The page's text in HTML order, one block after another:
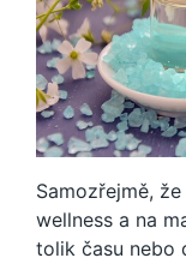
Samozřejmě,
wellness a na
tolik času nebo